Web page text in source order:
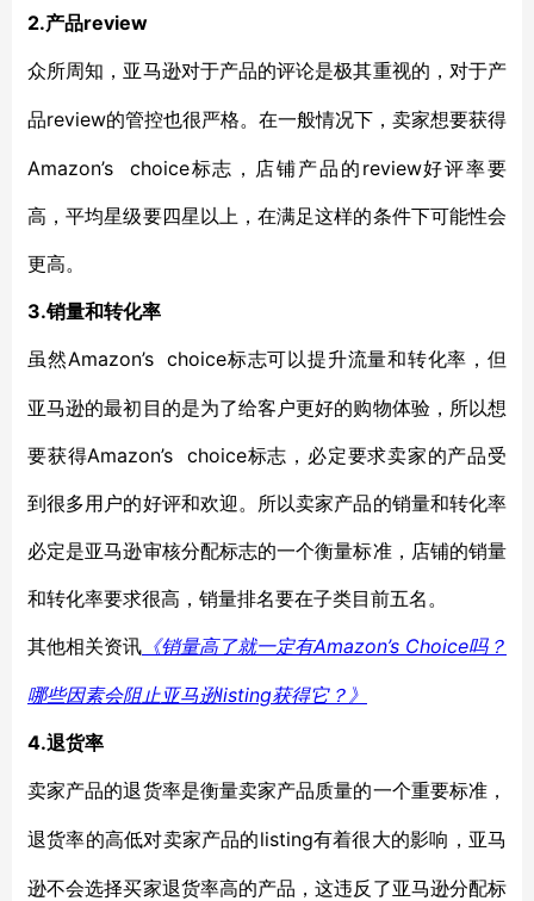
2.产品review
众所周知，亚马逊对于产品的评论是极其重视的，对于产
品review的管控也很严格。在一般情况下，卖家想要获得
Amazon’s choice标志，店铺产品的review好评率要
高，平均星级要四星以上，在满足这样的条件下可能性会
更高。
3.销量和转化率
虽然Amazon’s choice标志可以提升流量和转化率，但
亚马逊的最初目的是为了给客户更好的购物体验，所以想
要获得Amazon’s choice标志，必定要求卖家的产品受
到很多用户的好评和欢迎。所以卖家产品的销量和转化率
必定是亚马逊审核分配标志的一个衡量标准，店铺的销量
和转化率要求很高，销量排名要在子类目前五名。
其他相关资讯 《销量高了就一定有Amazon’s Choice吗？
哪些因素会阻止亚马逊listing获得它？》
4.退货率
卖家产品的退货率是衡量卖家产品质量的一个重要标准，
退货率的高低对卖家产品的listing有着很大的影响，亚马
逊不会选择买家退货率高的产品，这违反了亚马逊分配标